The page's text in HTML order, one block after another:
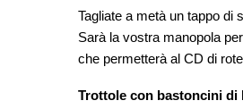
Tagliate a metà un tappo di
Sarà la vostra manopola
che permetterà al CD di
Trottole con bastoncini di